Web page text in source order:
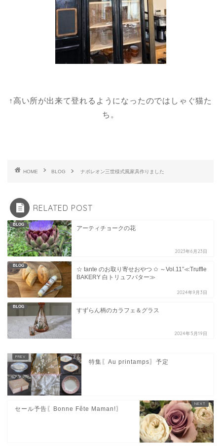
↑高い所が出来て登れるようになったのではしゃぐ猫た
ち。
HOME BLOG ナポレオン三世様式風家具作りました
RELATED POST
BLOG
アーティチョークの花
2023年6月23日
BLOG
☆ tante のお取り寄せおやつ ✩ ～Vol.11”≪Truffle
BAKERY 白トリュフバター≫
2024年9月3日
BLOG
すずらん柄のカラフェ＆グラス
2024年5月19日
特集〖Au printamps〗予定
セール予告〖Bonne Fête Maman!〗